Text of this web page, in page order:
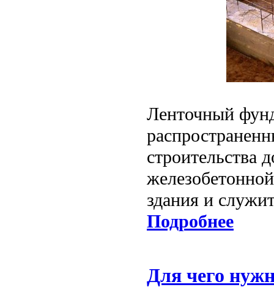
Ленточный
строительства
здания и
Подробнее
Для чего